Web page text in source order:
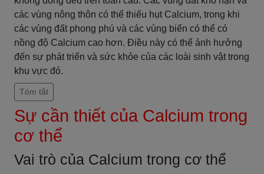
các vùng nông thôn có thể thiếu hụt Calcium, trong khi
các vùng đất phong phú và các vùng biển có thể có
nồng độ Calcium cao hơn. Điều này có thể ảnh hưởng
đến sự phát triển và sức khỏe của các loài sinh vật trong
khu vực đó.
Tóm tắt
Sự cần thiết của Calcium trong
cơ thể
Vai trò của Calcium trong cơ thể